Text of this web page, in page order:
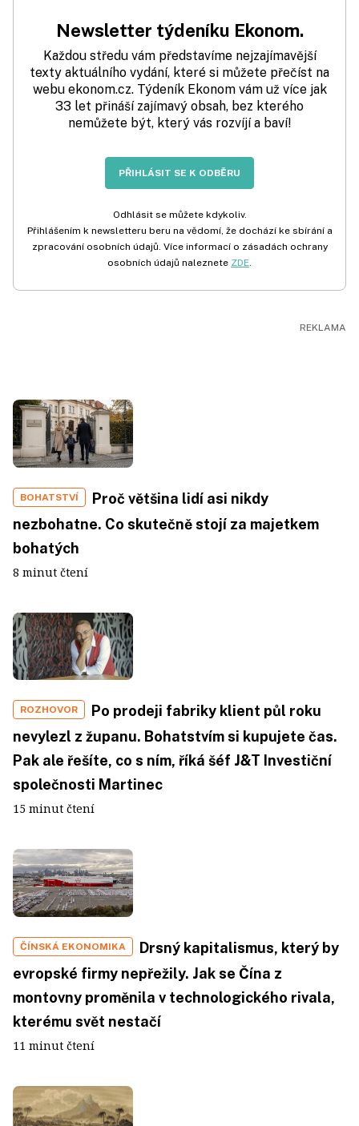
Newsletter týdeníku Ekonom.
Každou středu vám představíme nejzajímavější
texty aktuálního vydání, které si můžete přečíst na
webu ekonom.cz. Týdeník Ekonom vám už více jak
33 let přináší zajímavý obsah, bez kterého
nemůžete být, který vás rozvíjí a baví!
PŘIHLÁSIT SE K ODBĚRU
Odhlásit se můžete kdykoliv.
Přihlášením k newsletteru beru na vědomí, že dochází ke sbírání a
zpracování osobních údajů. Více informací o zásadách ochrany
osobních údajů naleznete ZDE.
BOHATSTVÍ
Proč většina lidí asi nikdy
nezbohatne. Co skutečně stojí za majetkem
bohatých
8 minut čtení
ROZHOVOR
Po prodeji fabriky klient půl roku
nevylezl z županu. Bohatstvím si kupujete čas.
Pak ale řešíte, co s ním, říká šéf J&T Investiční
společnosti Martinec
15 minut čtení
ČÍNSKÁ EKONOMIKA
Drsný kapitalismus, který by
evropské firmy nepřežily. Jak se Čína z
montovny proměnila v technologického rivala,
kterému svět nestačí
11 minut čtení